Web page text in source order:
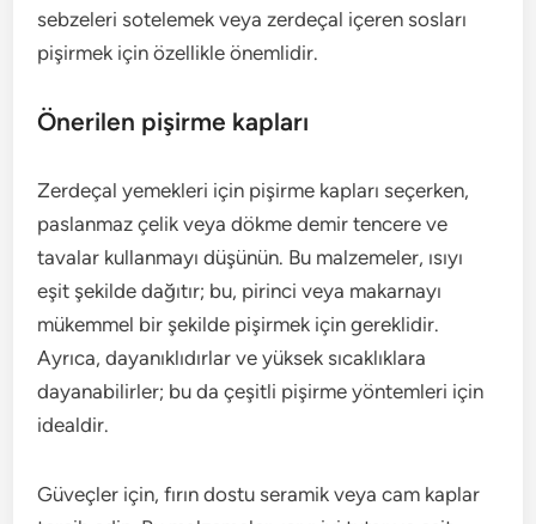
sebzeleri sotelemek veya zerdeçal içeren sosları
pişirmek için özellikle önemlidir.
Önerilen pişirme kapları
Zerdeçal yemekleri için pişirme kapları seçerken,
paslanmaz çelik veya dökme demir tencere ve
tavalar kullanmayı düşünün. Bu malzemeler, ısıyı
eşit şekilde dağıtır; bu, pirinci veya makarnayı
mükemmel bir şekilde pişirmek için gereklidir.
Ayrıca, dayanıklıdırlar ve yüksek sıcaklıklara
dayanabilirler; bu da çeşitli pişirme yöntemleri için
idealdir.
Güveçler için, fırın dostu seramik veya cam kaplar